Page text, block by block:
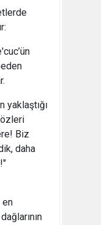
yaklaştığı
Biz
daha
en